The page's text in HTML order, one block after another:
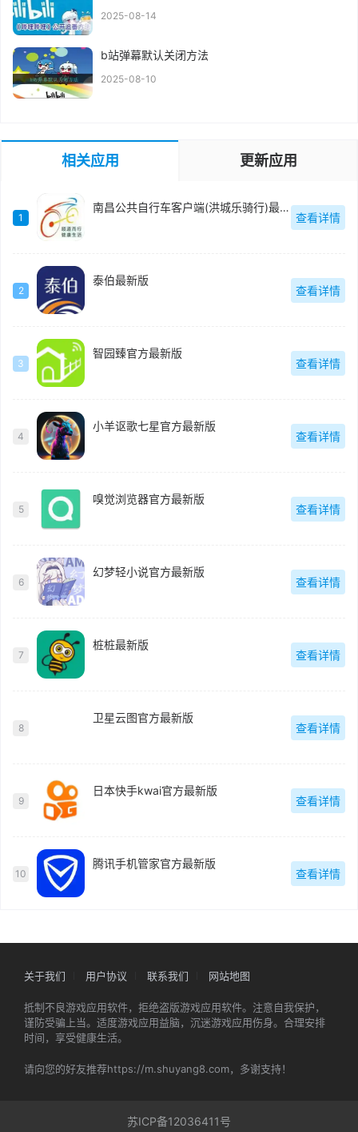
2025-08-14
b站弹幕默认关闭方法
2025-08-10
相关应用 更新应用
1
南昌公共自行车客户端(洪城乐骑行)最新版
查看详情
2
泰伯最新版
查看详情
3
智园臻官方最新版
查看详情
4
小羊讴歌七星官方最新版
查看详情
5
嗅觉浏览器官方最新版
查看详情
6
幻梦轻小说官方最新版
查看详情
7
桩桩最新版
查看详情
8
卫星云图官方最新版
查看详情
9
日本快手kwai官方最新版
查看详情
10
腾讯手机管家官方最新版
查看详情
关于我们 用户协议 联系我们 网站地图
抵制不良游戏应用软件，拒绝盗版游戏应用软件。注意自我保护，
谨防受骗上当。适度游戏应用益脑，沉迷游戏应用伤身。合理安排
时间，享受健康生活。
请向您的好友推荐https://m.shuyang8.com，多谢支持！
苏ICP备12036411号